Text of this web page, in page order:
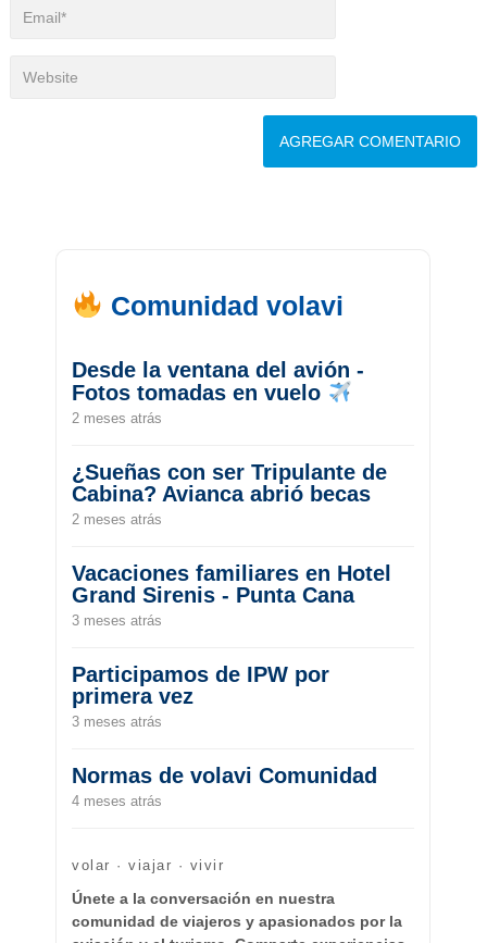
Comunidad volavi
Desde la ventana del avión -
Fotos tomadas en vuelo
2 meses atrás
¿Sueñas con ser Tripulante de
Cabina? Avianca abrió becas
2 meses atrás
Vacaciones familiares en Hotel
Grand Sirenis - Punta Cana
3 meses atrás
Participamos de IPW por
primera vez
3 meses atrás
Normas de volavi Comunidad
4 meses atrás
volar · viajar · vivir
Únete a la conversación en nuestra
comunidad de viajeros y apasionados por la